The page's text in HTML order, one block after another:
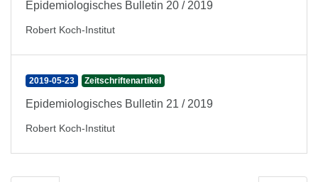
Epidemiologisches Bulletin 20 / 2019
Robert Koch-Institut
2019-05-23 Zeitschriftenartikel
Epidemiologisches Bulletin 21 / 2019
Robert Koch-Institut